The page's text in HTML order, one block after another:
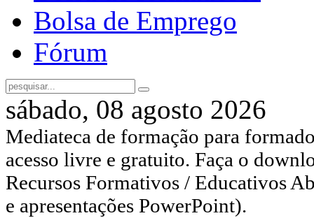
Bolsa de Emprego
Fórum
sábado, 08 agosto 2026
Mediateca de formação para
acesso livre e gratuito. Faça o
Recursos Formativos / Educativos
e apresentações PowerPoint).